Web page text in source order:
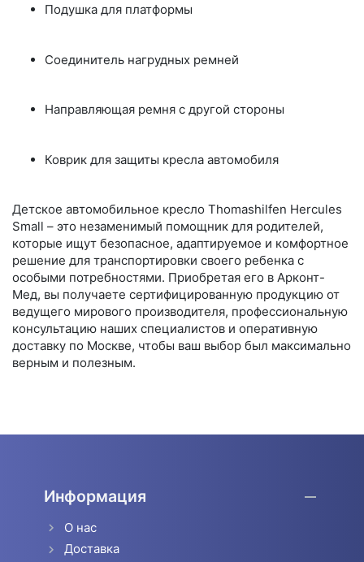
Подушка для платформы
Соединитель нагрудных ремней
Направляющая ремня с другой стороны
Коврик для защиты кресла автомобиля
Детское автомобильное кресло Thomashilfen Hercules
Small – это незаменимый помощник для родителей,
которые ищут безопасное, адаптируемое и комфортное
решение для транспортировки своего ребенка с
особыми потребностями. Приобретая его в Арконт-
Мед, вы получаете сертифицированную продукцию от
ведущего мирового производителя, профессиональную
консультацию наших специалистов и оперативную
доставку по Москве, чтобы ваш выбор был максимально
верным и полезным.
Информация
О нас
Доставка